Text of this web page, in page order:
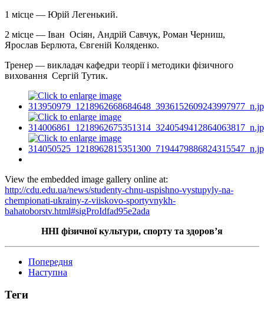
1 місце — Юрій Легенький.
2 місце — Іван Осіян, Андрій Савчук, Роман Черниш,
Ярослав Берлюта, Євгеній Коляденко.
Тренер — викладач кафедри теорії і методики фізичного
виховання Сергій Тутик.
View the embedded image gallery online at:
http://cdu.edu.ua/news/studenty-chnu-uspishno-vystupyly-na-
chempionati-ukrainy-z-viiskovo-sportyvnykh-
bahatoborstv.html#sigProIdfad95e2ada
ННІ фізичної культури, спорту та здоров’я
Попередня
Наступна
Теги